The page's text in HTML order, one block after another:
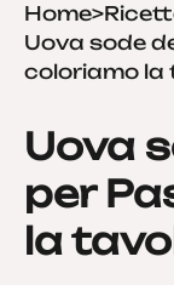
Home>
Uova sode
coloriamo la
Uova
per
la